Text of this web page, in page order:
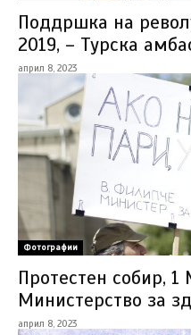
Поддршка на
2019, – Турска
април 8, 2023
Фотографии
Протестен собир, 1
Министерство за
април 8, 2023